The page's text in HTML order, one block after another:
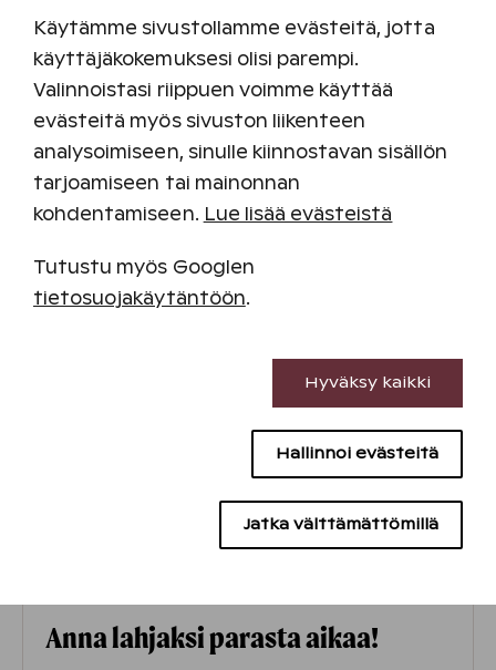
Siirry varaamaan
Anna lahjaksi parasta aikaa!
Käytämme sivustollamme evästeitä, jotta
käyttäjäkokemuksesi olisi parempi.
Valinnoistasi riippuen voimme käyttää
evästeitä myös sivuston liikenteen
analysoimiseen, sinulle kiinnostavan sisällön
tarjoamiseen tai mainonnan
kohdentamiseen. Lue lisää evästeistä
Tutustu myös Googlen
tietosuojakäytäntöön.
Suorituskyvyn evästeet
Sisällön kohdentamisen evästeet
Jatka välttämättömillä
Hallinnoi evästeitä
Hyväksy kaikki